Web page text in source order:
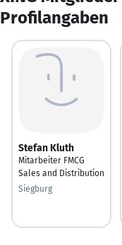
Profilangaben
Stefan Kluth
Mitarbeiter FMCG
Sales and Distribution
Siegburg